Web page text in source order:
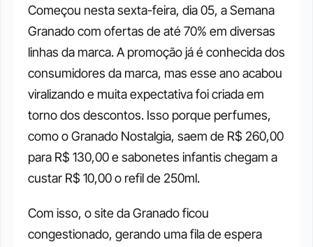
Começou nesta sexta-feira, dia 05, a Semana
Granado com ofertas de até 70% em diversas
linhas da marca. A promoção já é conhecida dos
consumidores da marca, mas esse ano acabou
viralizando e muita expectativa foi criada em
torno dos descontos. Isso porque perfumes,
como o Granado Nostalgia, saem de R$ 260,00
para R$ 130,00 e sabonetes infantis chegam a
custar R$ 10,00 o refil de 250ml.
Com isso, o site da Granado ficou
congestionado, gerando uma fila de espera